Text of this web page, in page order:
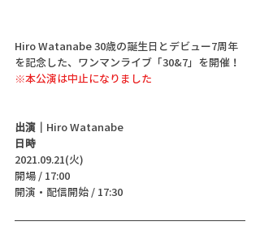
Hiro Watanabe 30歳の誕生日とデビュー7周年
を記念した、ワンマンライブ「30&7」を開催！
※本公演は中止になりました
出演｜ Hiro Watanabe
日時
2021.09.21(火)
開場 / 17:00
開演・配信開始 / 17:30